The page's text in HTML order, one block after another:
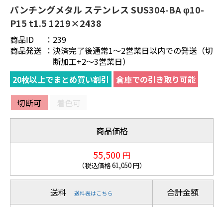
パンチングメタル ステンレス SUS304-BA φ10-
P15 t1.5 1219×2438
商品ID ： 239
商品発送 ： 決済完了後通常1～2営業日以内での発送（切
断加工+2～3営業日）
20枚以上でまとめ買い割引
倉庫での引き取り可能
切断可
着色可
商品価格
55,500 円
（税込価格61,050円）
送料 送料表はこちら 合計金額